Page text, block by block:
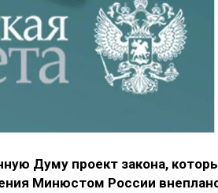
Думу проект закона,
Минюстом России